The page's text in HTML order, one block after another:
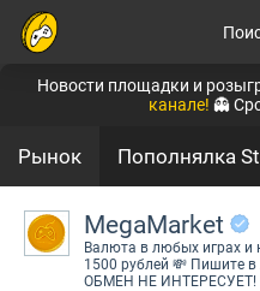
Новости площадки и
канале! 👻
Рынок Пополнялка
MegaMarket
Валюта в любых играх и
1500 рублей 💸
ОБМЕН НЕ ИНТЕРЕСУЕТ!